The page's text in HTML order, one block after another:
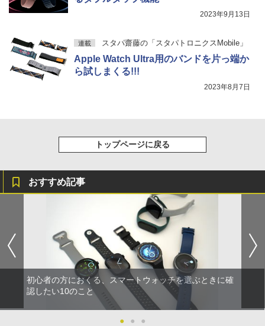
2023年9月13日
連載 スタパ齋藤の「スタパトロニクスMobile」
Apple Watch Ultra用のバンドを片っ端か
ら試しまくる!!!
2023年8月7日
トップページに戻る
おすすめ記事
初心者の方におくる、スマートウォッチを選ぶときに確
認したい10のこと
● ● ●